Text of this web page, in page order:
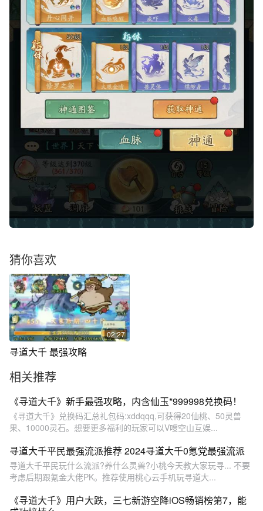
猜你喜欢
02:27
寻道大千 最强攻略
相关推荐
《寻道大千》新手最强攻略，内含仙玉*999998兑换码！
《寻道大千》兑换码汇总礼包码:xddqqq,可获得20仙桃、50灵兽
果、10000灵石。想要更多福利的玩家可以V嗖空山互娱...
寻道大千平民最强流派推荐 2024寻道大千0氪党最强流派
寻道大千平民玩什么流派?养什么灵兽?小桃今天教大家玩寻... 不要
考虑后期跟氪金大佬PK。推荐使用桃心云手机玩寻道大...
《寻道大千》用户大跌，三七新游空降iOS畅销榜第7，能